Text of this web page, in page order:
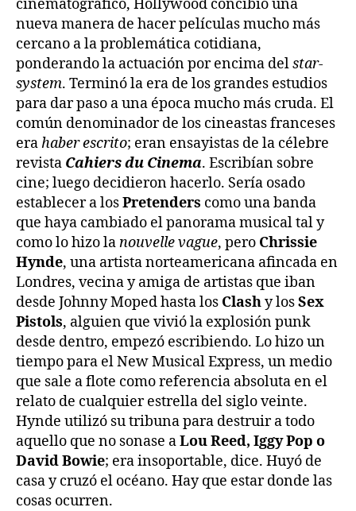
cinematográfico, Hollywood concibió una
nueva manera de hacer películas mucho más
cercano a la problemática cotidiana,
ponderando la actuación por encima delstar-
system. Terminó la era de los grandes estudios
para dar paso a una época mucho más cruda. El
común denominador de los cineastas franceses
erahaber escrito; eran ensayistas de la célebre
revista Cahiers du Cinema. Escribían sobre
cine; luego decidieron hacerlo. Sería osado
establecer a losPretenders como una banda
que haya cambiado el panorama musical tal y
como lo hizo lanouvelle vague, pero Chrissie
Hynde, una artista norteamericana afincada en
Londres, vecina y amiga de artistas que iban
desde Johnny Moped hasta los Clashy losSex
Pistols, alguien que vivió la explosión punk
desde dentro, empezó escribiendo. Lo hizo un
tiempo para el New Musical Express, un medio
que sale a flote como referencia absoluta en el
relato de cualquier estrella del siglo veinte.
Hynde utilizó su tribuna para destruir a todo
aquello que no sonase aLou Reed, Iggy Pop o
David Bowie; era insoportable, dice. Huyó de
casa y cruzó el océano. Hay que estar donde las
cosas ocurren.